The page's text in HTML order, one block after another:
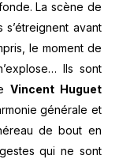
La scène de
avant
le moment de
Ils sont
Vincent Huguet
générale et
de bout en
qui ne sont